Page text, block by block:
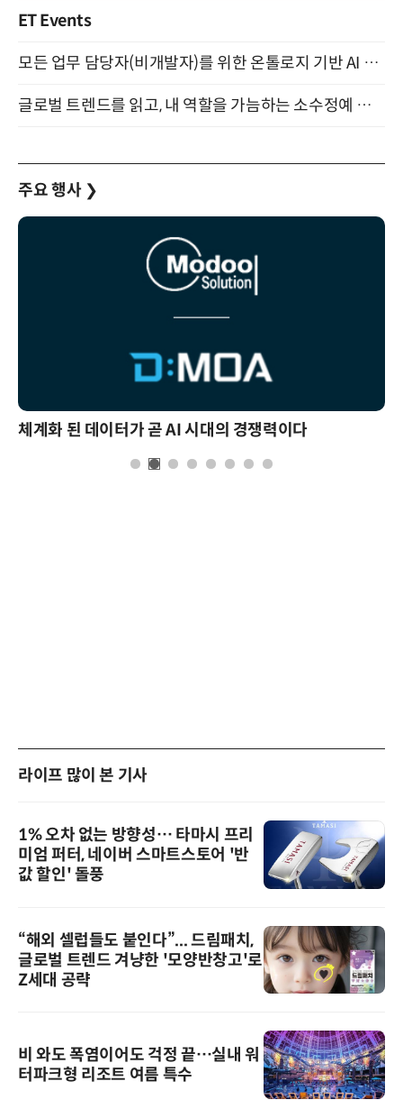
ET Events
모든 업무 담당자(비개발자)를 위한 온톨로지 기반 AI 지식체계 설계 1-day 워크숍 8월 20일 개최
글로벌 트렌드를 읽고, 내 역할을 가늠하는 소수정예 실습 워크숍 (8/28)
주요 행사 ❯
체계화 된 데이터가 곧 AI 시대의 경쟁력이다
라이프 많이 본 기사
1% 오차 없는 방향성… 타마시 프리
미엄 퍼터, 네이버 스마트스토어 '반
값 할인' 돌풍
“해외 셀럽들도 붙인다”... 드림패치,
글로벌 트렌드 겨냥한 '모양반창고'로
Z세대 공략
비 와도 폭염이어도 걱정 끝…실내 워
터파크형 리조트 여름 특수